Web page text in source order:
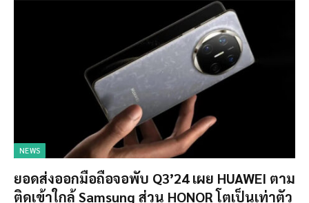
NEWS
ยอดส่งออกมือถือจอพับ Q3’24 เผย HUAWEI ตาม
ติดเข้าใกล้ Samsung ส่วน HONOR โตเป็นเท่าตัว